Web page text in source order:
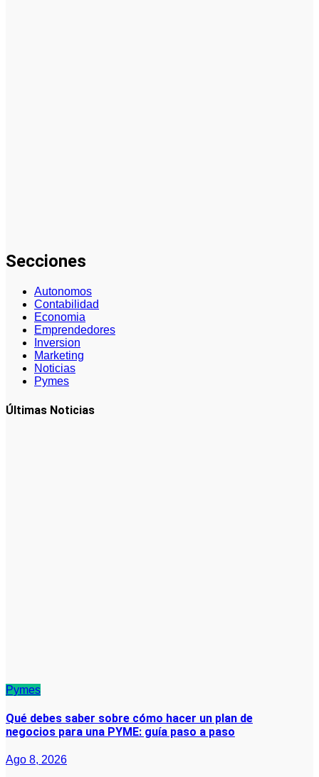
Secciones
Autonomos
Contabilidad
Economia
Emprendedores
Inversion
Marketing
Noticias
Pymes
Últimas Noticias
Pymes
Qué debes saber sobre cómo hacer un plan de
negocios para una PYME: guía paso a paso
Ago 8, 2026